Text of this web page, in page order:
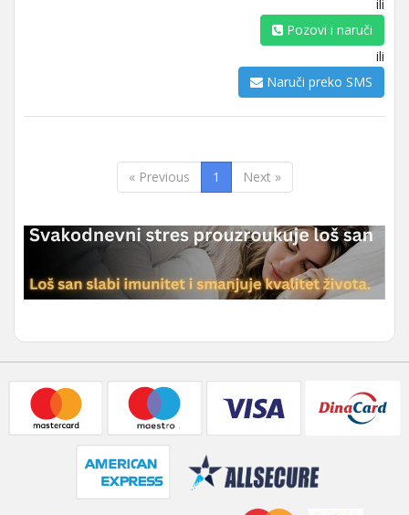
ili
Pozovi i naruči
ili
Naruči preko SMS
« Previous 1 Next »